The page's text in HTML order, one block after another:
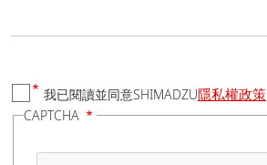
國家/地區
我已閱讀並同意SHIMADZU隱私權政策
CAPTCHA